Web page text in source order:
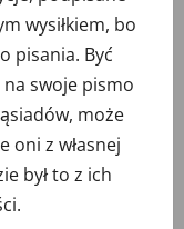
wysiłkiem, bo
pisania. Być
swoje pismo
może
oni z własnej
był to z ich